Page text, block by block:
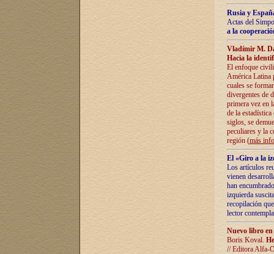
Rusia y
Actas del
a la
Vladímir M.
Hacia la
El enfoque
América Latina
cuales se
divergentes de
primera vez en
de la
siglos, se
peculiares y la
región (más
El «Giro a la
Los artículos
vienen
han
izquierda
recopilación
lector
Nuevo libro
Boris Koval.
// Editora Alfa-